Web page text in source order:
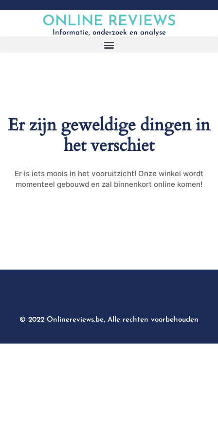
ONLINE REVIEWS
Informatie, onderzoek en analyse
Er zijn geweldige dingen in
het verschiet
Er is iets moois in het vooruitzicht! Onze winkel wordt
momenteel gebouwd en zal binnenkort online komen!
© 2022 Onlinereviews.be, Alle rechten voorbehouden